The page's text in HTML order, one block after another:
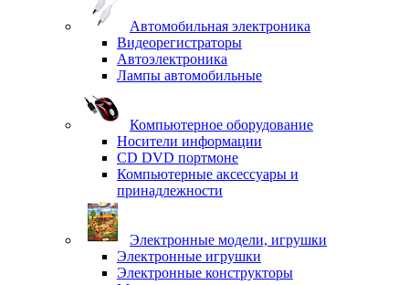
Автомобильная электроника
Видеорегистраторы
Автоэлектроника
Лампы автомобильные
Компьютерное оборудование
Носители информации
CD DVD портмоне
Компьютерные аксессуары и
принадлежности
Электронные модели, игрушки
Электронные игрушки
Электронные конструкторы